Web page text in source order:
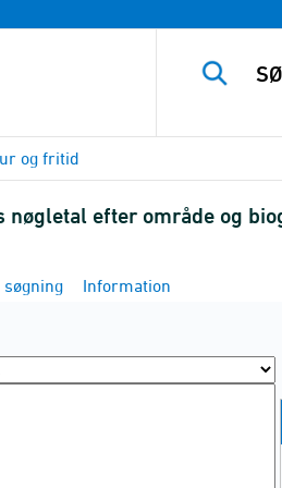
og fritid
nøgletal efter område og
Information